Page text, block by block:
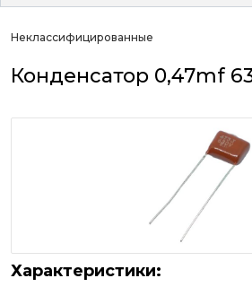
Неклассифицированные
Конденсатор 0,47mf
Характеристики: